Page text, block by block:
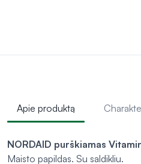
Apie produktą
NORDAID purškiamas
Maisto papildas. Su saldikliu.